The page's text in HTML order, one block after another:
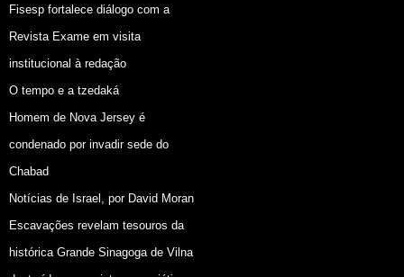
Fisesp fortalece diálogo com a
Revista Exame em visita
institucional à redação
O tempo e a tzedaká
Homem de Nova Jersey é
condenado por invadir sede do
Chabad
Notícias de Israel, por David Moran
Escavações revelam tesouros da
histórica Grande Sinagoga de Vilna